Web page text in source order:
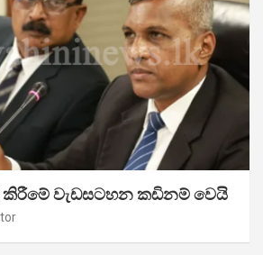
වැඩසටහන කඩිනම් වෙයි